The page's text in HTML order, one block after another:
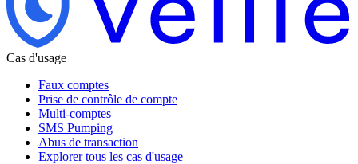
Cas d'usage
Faux comptes
Prise de contrôle de compte
Multi-comptes
SMS Pumping
Abus de transaction
Explorer tous les cas d'usage